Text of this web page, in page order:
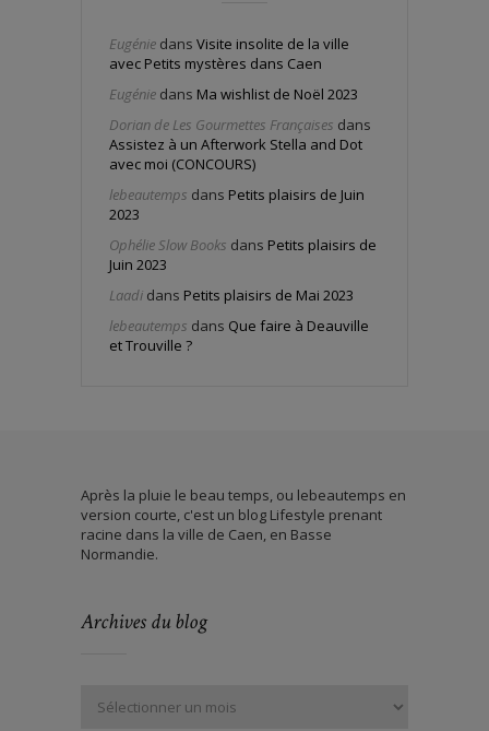
Eugénie dans Visite insolite de la ville
avec Petits mystères dans Caen
Eugénie dans Ma wishlist de Noël 2023
Dorian de Les Gourmettes Françaises dans
Assistez à un Afterwork Stella and Dot
avec moi (CONCOURS)
lebeautemps dans Petits plaisirs de Juin
2023
Ophélie Slow Books dans Petits plaisirs de
Juin 2023
Laadi dans Petits plaisirs de Mai 2023
lebeautemps dans Que faire à Deauville
et Trouville ?
Après la pluie le beau temps, ou lebeautemps en
version courte, c'est un blog Lifestyle prenant
racine dans la ville de Caen, en Basse
Normandie.
Archives du blog